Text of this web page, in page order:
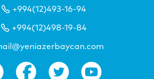
+994(12)493-16-94
+994(12)498-19-84